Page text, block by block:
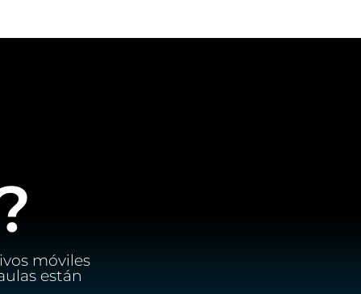
móviles
están